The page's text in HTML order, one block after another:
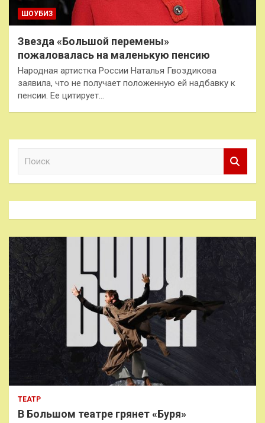
ШОУБИЗ
Звезда «Большой перемены»
пожаловалась на маленькую пенсию
Народная артистка России Наталья Гвоздикова
заявила, что не получает положенную ей надбавку к
пенсии. Ее цитирует…
к
ТЕАТР
В Большом театре грянет «Буря»